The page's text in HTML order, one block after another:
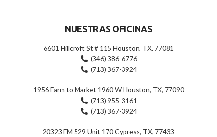
NUESTRAS OFICINAS
6601 Hillcroft St # 115 Houston, TX, 77081
(346) 386-6776
(713) 367-3924
1956 Farm to Market 1960 W Houston, TX, 77090
(713) 955-3161
(713) 367-3924
20323 FM 529 Unit 170 Cypress, TX, 77433